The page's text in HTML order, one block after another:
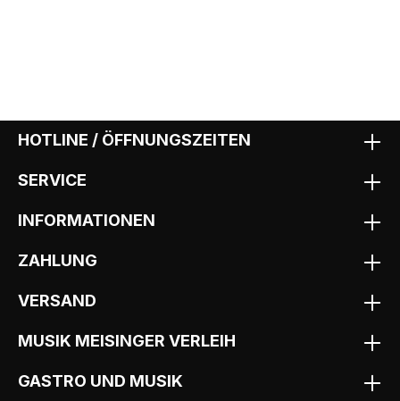
HOTLINE / ÖFFNUNGSZEITEN
SERVICE
INFORMATIONEN
ZAHLUNG
VERSAND
MUSIK MEISINGER VERLEIH
GASTRO UND MUSIK